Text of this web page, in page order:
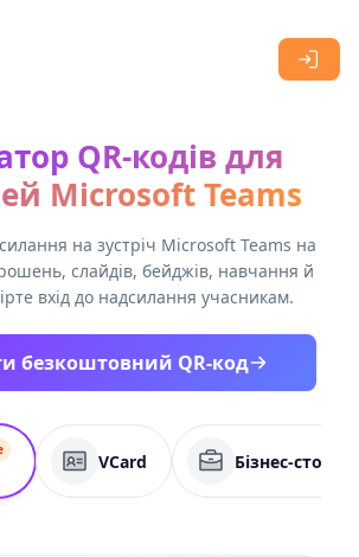
QR-кодів для
Microsoft Teams
на зустріч Microsoft Teams на
слайдів, бейджів, навчання й
вхід до надсилання учасникам.
безкоштовний QR-код
VCard Бізнес-